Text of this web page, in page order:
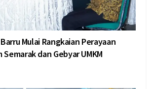
Mulai Rangkaian Perayaan
dan Gebyar UMKM